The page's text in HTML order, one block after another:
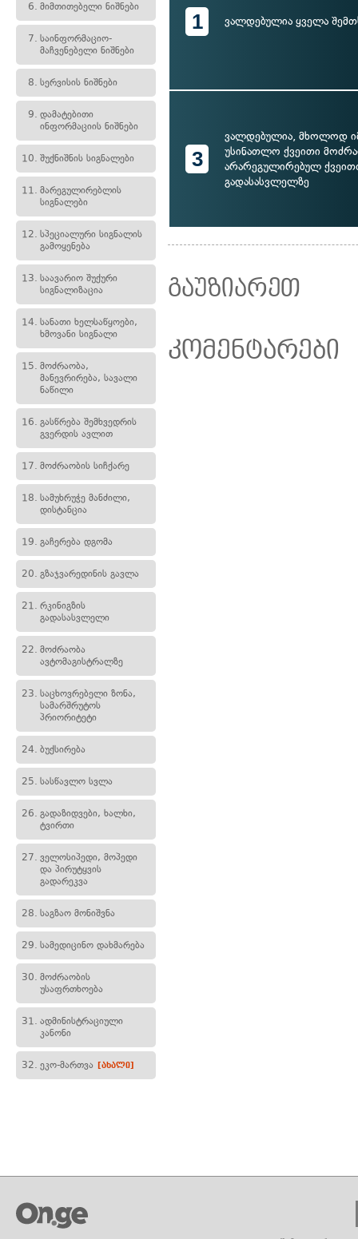
6. მიმთითებელი ნიშნები
7. საინფორმაციო-
მაჩვენებელი ნიშნები
8. სერვისის ნიშნები
9. დამატებითი
ინფორმაციის ნიშნები
10. შუქნიშნის სიგნალები
11. მარეგულირებლის
სიგნალები
12. სპეციალური სიგნალის
გამოყენება
13. საავარიო შუქური
სიგნალიზაცია
14. სანათი ხელსაწყოები,
ხმოვანი სიგნალი
15. მოძრაობა,
მანევრირება, სავალი
ნაწილი
16. გასწრება შემხვედრის
გვერდის ავლით
17. მოძრაობის სიჩქარე
18. სამუხრუჭე მანძილი,
დისტანცია
19. გაჩერება დგომა
20. გზაჯვარედინის გავლა
21. რკინიგზის
გადასასვლელი
22. მოძრაობა
ავტომაგისტრალზე
23. საცხოვრებელი ზონა,
სამარშრუტოს
პრიორიტეტი
24. ბუქსირება
25. სასწავლო სვლა
26. გადაზიდვები, ხალხი,
ტვირთი
27. ველოსიპედი, მოპედი
და პირუტყვის
გადარეკვა
28. საგზაო მონიშვნა
29. სამედიცინო დახმარება
30. მოძრაობის
უსაფრთხოება
31. ადმინისტრაციული
კანონი
32. ეკო-მართვა [ახალი]
1 ვალდებულია ყველა
3
ვალდებულია, მხოლოდ
უსინათლო ქვეითი
არარეგულირებულ
გადასასვლელზე
გაუზიარეთ
კომენტარები